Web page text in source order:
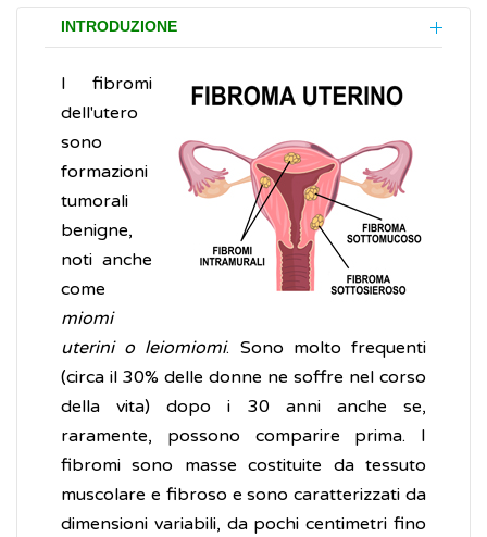
INTRODUZIONE
I fibromi
dell'utero
sono
formazioni
tumorali
benigne,
noti anche
come
miomi
uterini o leiomiomi. Sono molto frequenti
(circa il 30% delle donne ne soffre nel corso
della vita) dopo i 30 anni anche se,
raramente, possono comparire prima. I
fibromi sono masse costituite da tessuto
muscolare e fibroso e sono caratterizzati da
dimensioni variabili, da pochi centimetri fino